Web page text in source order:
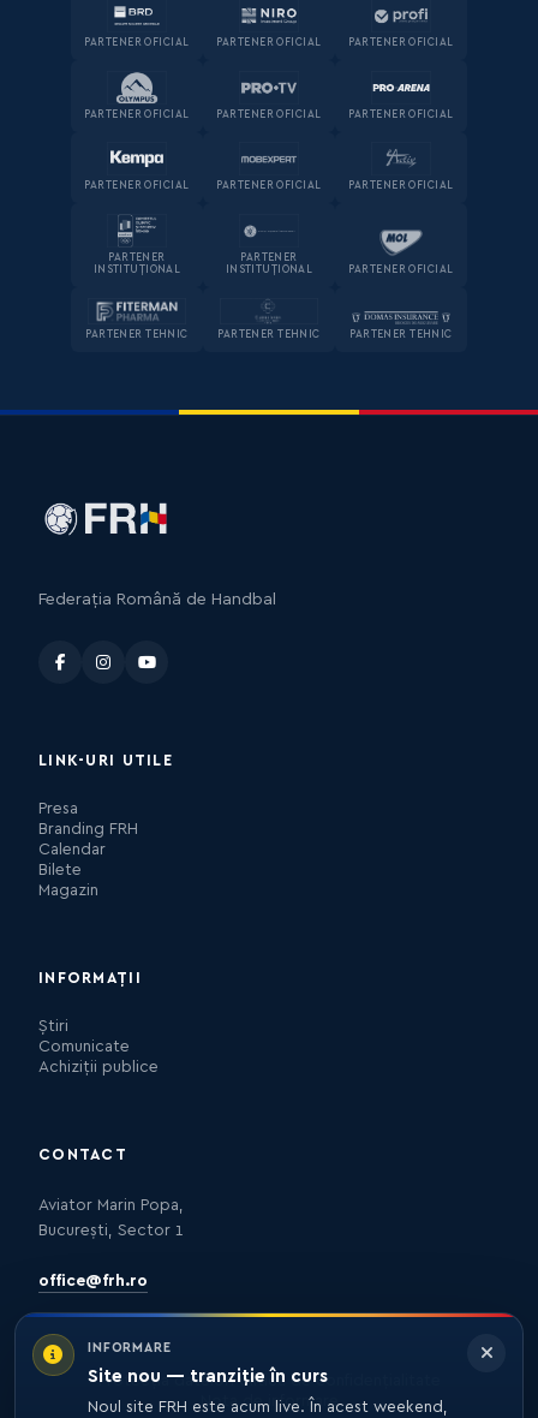
PARTENER OFICIAL PARTENER OFICIAL PARTENER OFICIAL
PARTENER OFICIAL PARTENER OFICIAL PARTENER OFICIAL
PARTENER OFICIAL PARTENER OFICIAL PARTENER OFICIAL
PARTENER
INSTITUȚIONAL
PARTENER
INSTITUȚIONAL
PARTENER OFICIAL
PARTENER TEHNIC PARTENER TEHNIC PARTENER TEHNIC
INFORMARE
Site nou — tranziție în curs
Noul site FRH este acum live. În acest weekend,
Federația Română de Handbal
LINK-URI UTILE
Presa
Branding FRH
Calendar
Bilete
Magazin
INFORMAȚII
Știri
Comunicate
Achiziții publice
CONTACT
Aviator Marin Popa,
București, Sector 1
office@frh.ro
Protecția datelorPolitica de confidențialitate
Nota de informare